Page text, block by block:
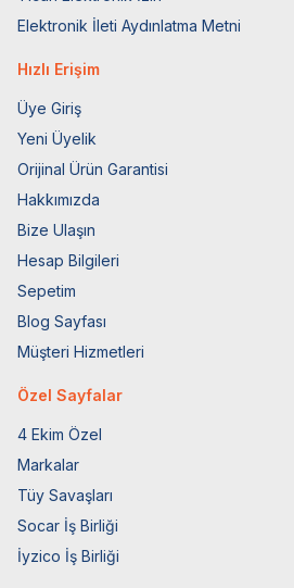
Elektronik İleti Aydınlatma Metni
Hızlı Erişim
Üye Giriş
Yeni Üyelik
Orijinal Ürün Garantisi
Hakkımızda
Bize Ulaşın
Hesap Bilgileri
Sepetim
Blog Sayfası
Müşteri Hizmetleri
Özel Sayfalar
4 Ekim Özel
Markalar
Tüy Savaşları
Socar İş Birliği
İyzico İş Birliği